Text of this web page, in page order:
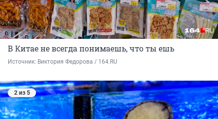
В Китае не всегда понимаешь, что ты ешь
Источник: Виктория Федорова / 164.RU
2 из 5